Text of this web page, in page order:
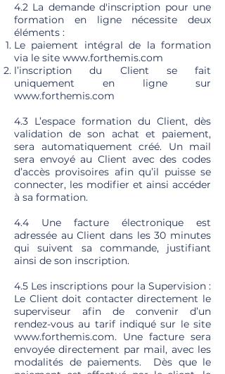
4.2 La demande d'inscription pour une
formation en ligne nécessite deux
éléments :
Le paiement intégral de la formation
via le site www.forthemis.com
l’inscription du Client se fait
uniquement en ligne sur
www.forthemis.com
4.3 L’espace formation du Client, dès
validation de son achat et paiement,
sera automatiquement créé. Un mail
sera envoyé au Client avec des codes
d’accès provisoires afin qu’il puisse se
connecter, les modifier et ainsi accéder
à sa formation.
4.4 Une facture électronique est
adressée au Client dans les 30 minutes
qui suivent sa commande, justifiant
ainsi de son inscription.
4.5 Les inscriptions pour la Supervision :
Le Client doit contacter directement le
superviseur afin de convenir d’un
rendez-vous au tarif indiqué sur le site
www.forthemis.com. Une facture sera
envoyée directement par mail, avec les
modalités de paiements. Dès que le